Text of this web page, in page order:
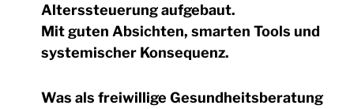
Alterssteuerung aufgebaut.
Mitguten Absichten, smarten Tools und
systemischer Konsequenz.
Was als freiwillige Gesundheitsberatung